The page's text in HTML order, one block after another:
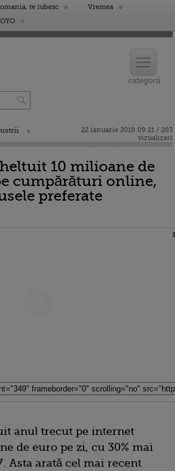
te iubesc
Vremea
22 ianuarie 2019 09:21 / 203
vizualizari
10 milioane de
cumpărături online,
preferate
anul trecut pe internet
de euro pe zi, cu 30% mai
Asta arată cel mai recent